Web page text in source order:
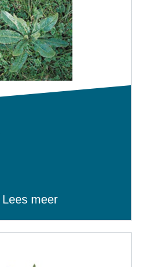
Lees meer